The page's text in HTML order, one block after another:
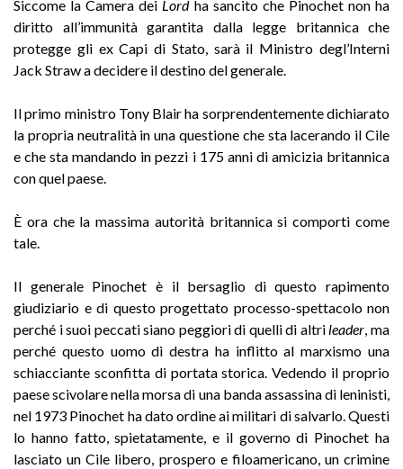
Siccome la Camera dei Lord ha sancito che Pinochet non ha
diritto all’immunità garantita dalla legge britannica che
protegge gli ex Capi di Stato, sarà il Ministro degl’Interni
Jack Straw a decidere il destino del generale.
Il primo ministro Tony Blair ha sorprendentemente dichiarato
la propria neutralità in una questione che sta lacerando il Cile
e che sta mandando in pezzi i 175 anni di amicizia britannica
con quel paese.
È ora che la massima autorità britannica si comporti come
tale.
Il generale Pinochet è il bersaglio di questo rapimento
giudiziario e di questo progettato processo-spettacolo non
perché i suoi peccati siano peggiori di quelli di altri leader , ma
perché questo uomo di destra ha inflitto al marxismo una
schiacciante sconfitta di portata storica. Vedendo il proprio
paese scivolare nella morsa di una banda assassina di leninisti,
nel 1973 Pinochet ha dato ordine ai militari di salvarlo. Questi
lo hanno fatto, spietatamente, e il governo di Pinochet ha
lasciato un Cile libero, prospero e filoamericano, un crimine